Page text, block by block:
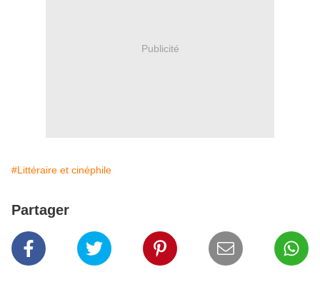
Publicité
#Littéraire et cinéphile
Partager